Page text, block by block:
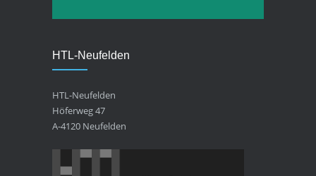
HTL-Neufelden
HTL-Neufelden
Höferweg 47
A-4120 Neufelden